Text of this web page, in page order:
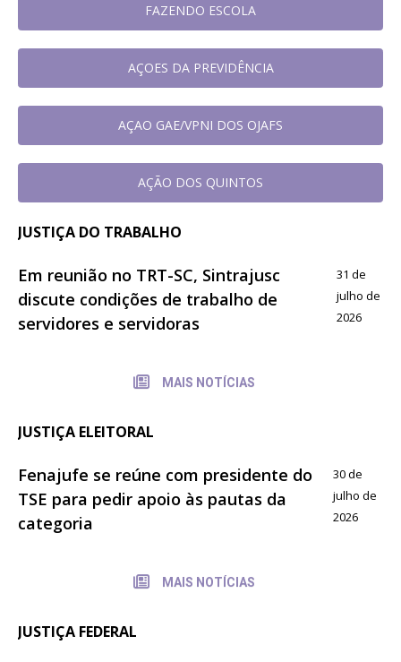
FAZENDO ESCOLA
AÇOES DA PREVIDÊNCIA
AÇAO GAE/VPNI DOS OJAFS
AÇÃO DOS QUINTOS
JUSTIÇA DO TRABALHO
Em reunião no TRT-SC, Sintrajusc
discute condições de trabalho de
servidores e servidoras
31 de
julho de
2026
MAIS NOTÍCIAS
JUSTIÇA ELEITORAL
Fenajufe se reúne com presidente do
TSE para pedir apoio às pautas da
categoria
30 de
julho de
2026
MAIS NOTÍCIAS
JUSTIÇA FEDERAL